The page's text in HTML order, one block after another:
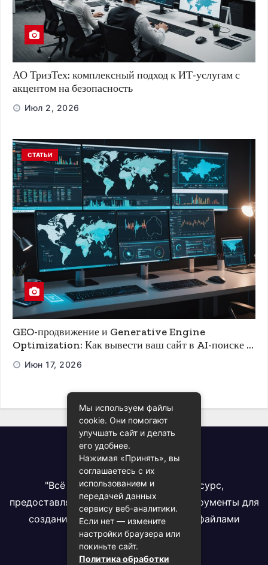
АО ТризТех: комплексный подход к ИТ-услугам с
акцентом на безопасность
Июл 2, 2026
СТАТЬИ
GEO-продвижение и Generative Engine
Optimization: Как вывести ваш сайт в AI-поиске и
ChatGPT
Июн 17, 2026
Всё про PDF
"Всё про PDF" - комплексный ресурс,
предоставляющий информацию и инструменты для
создания, конвертации и работы с файлами
формата PDF
Мы используем файлы
cookie. Они помогают
улучшать сайт и делать
его удобнее.
Нажимая «Принять», вы
соглашаетесь с их
использованием и
передачей данных
сервису веб-аналитики.
Если нет — измените
настройки браузера или
покиньте сайт.
Политика обработки